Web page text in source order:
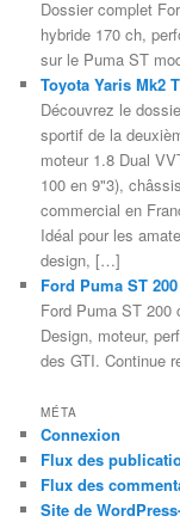
Dossier complet
hybride 170 ch,
sur le Puma ST
Toyota Yaris Mk2
Découvrez le
sportif de la
moteur 1.8 Dual
100 en 9"3),
commercial en
Idéal pour les
design, […]
Ford Puma ST 200
Ford Puma ST 200
Design, moteur,
des GTI. Continue
MÉTA
Connexion
Flux des
Flux des
Site de